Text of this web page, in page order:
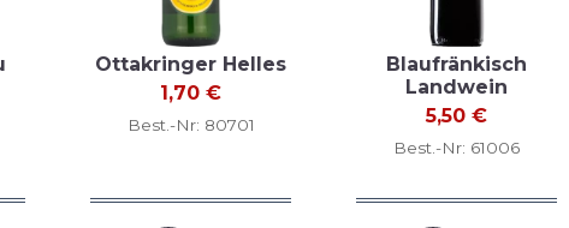
Ottakringer Helles
1,70€
Best.-Nr: 80701
Blaufränkisch
Landwein
5,50 €
Best.-Nr: 61006